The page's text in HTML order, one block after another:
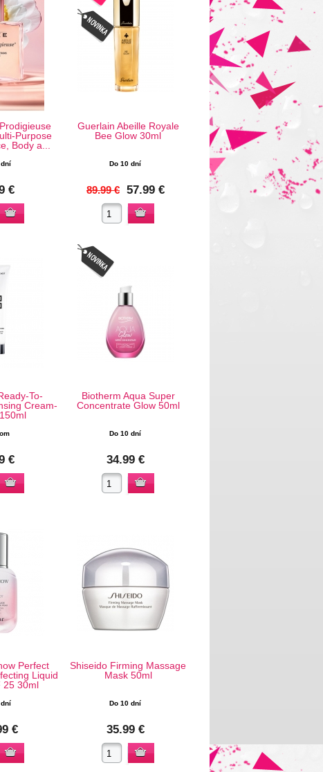
Purpose
Body a...
dní
€
Guerlain Abeille Royale
Bee Glow 30ml
Do 10 dní
89.99 € 57.99 €
To-
Cream-
€
Biotherm Aqua Super
Concentrate Glow 50ml
Do 10 dní
34.99 €
Perfect
Liquid
25 30ml
dní
€
Shiseido Firming Massage
Mask 50ml
Do 10 dní
35.99 €